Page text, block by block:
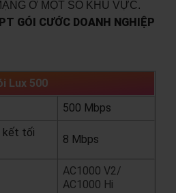
Ở MỘT SỐ KHU VỰC.
GÓI CƯỚC DOANH NGHIỆP
Lux 500
500 Mbps
kết tối
8 Mbps
AC1000 V2/
AC1000 Hi